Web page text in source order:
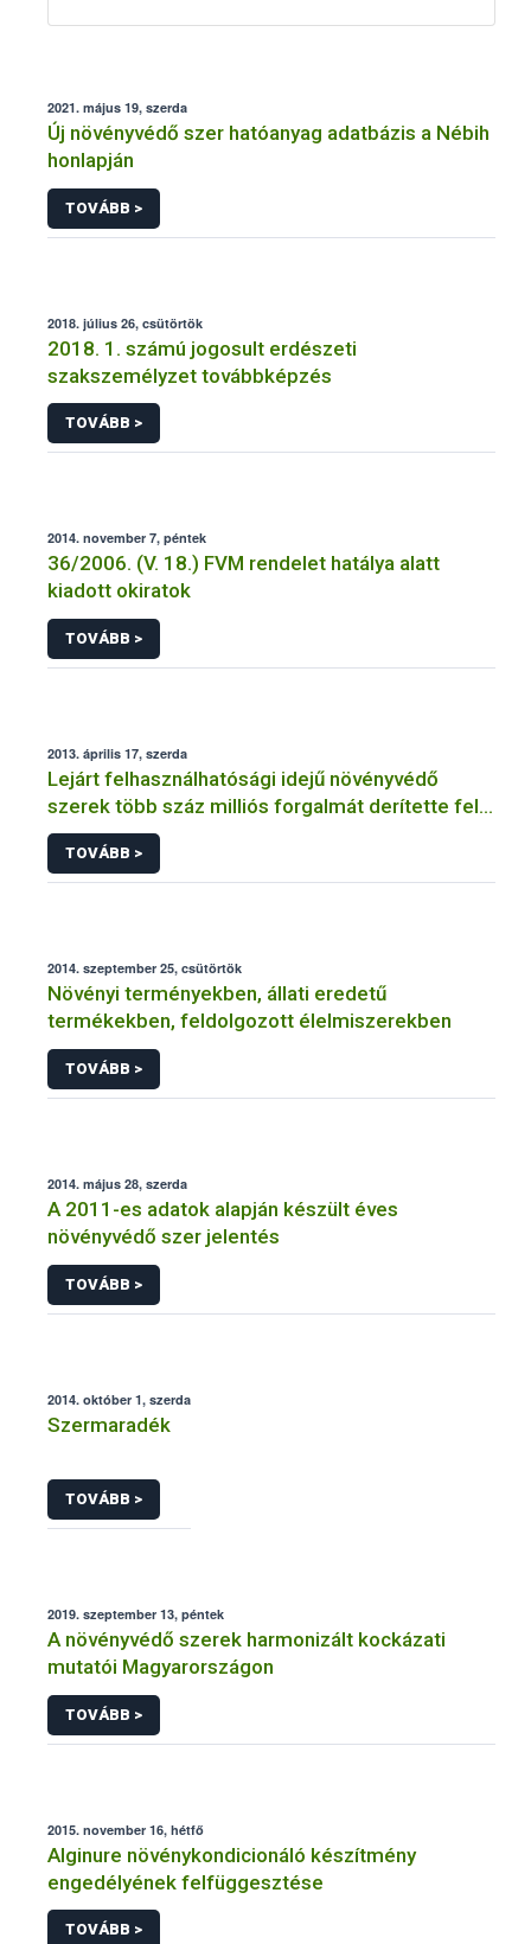
2021. május 19, szerda
Új növényvédő szer hatóanyag adatbázis a Nébih
honlapján
TOVÁBB >
2018. július 26, csütörtök
2018. 1. számú jogosult erdészeti
szakszemélyzet továbbképzés
TOVÁBB >
2014. november 7, péntek
36/2006. (V. 18.) FVM rendelet hatálya alatt
kiadott okiratok
TOVÁBB >
2013. április 17, szerda
Lejárt felhasználhatósági idejű növényvédő
szerek több száz milliós forgalmát derítette fel a
NÉBIH
TOVÁBB >
2014. szeptember 25, csütörtök
Növényi terményekben, állati eredetű
termékekben, feldolgozott élelmiszerekben
TOVÁBB >
2014. május 28, szerda
A 2011-es adatok alapján készült éves
növényvédő szer jelentés
TOVÁBB >
2014. október 1, szerda
Szermaradék
TOVÁBB >
2019. szeptember 13, péntek
A növényvédő szerek harmonizált kockázati
mutatói Magyarországon
TOVÁBB >
2015. november 16, hétfő
Alginure növénykondicionáló készítmény
engedélyének felfüggesztése
TOVÁBB >